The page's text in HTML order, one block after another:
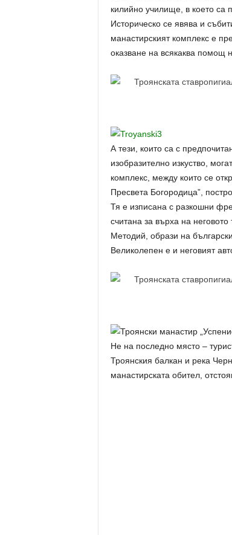
килийно училище, в което са
Историческо се явява и
манастирският комплекс е
оказване на всякаква помощ
А тези, които са с
изобразително изкуство,
комплекс, между които се
Пресвета Богородица”,
Тя е изписана с разкошни
считана за върха на
Методий, образи на
Великолепен е и неговият
Не на последно място –
Троянския балкан и река
манастирската обител,